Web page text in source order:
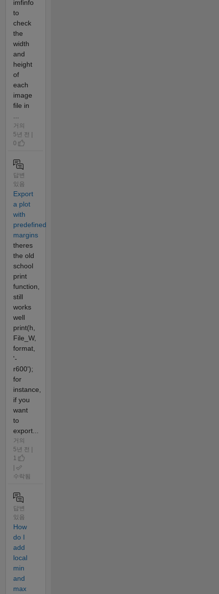
imfinfo
to
check
the
width
and
height
of
each
image
file in
거의
5년 전 |
0
답변
있음
Export
a plot
with
predefined
margins
theres
the old
school
print
function,
still
works
well
print(h,
File_W,
format,
'-
r600');
for
instance,
if you
want
to
export...
거의
5년 전 |
1
|
수락됨
답변
있음
How
do I
add
local
min
and
max